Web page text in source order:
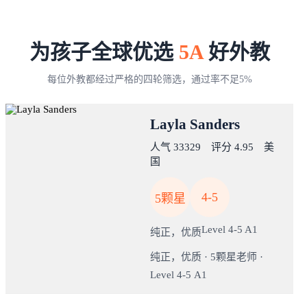
为孩子全球优选 5A好外教
每位外教都经过严格的四轮筛选，通过率不足5%
Layla Sanders
人气 33329 评分 4.95 美
国
5颗星 4-5
纯正，优质Level 4-5 A1
纯正，优质 · 5颗星老师 ·
Level 4-5 A1